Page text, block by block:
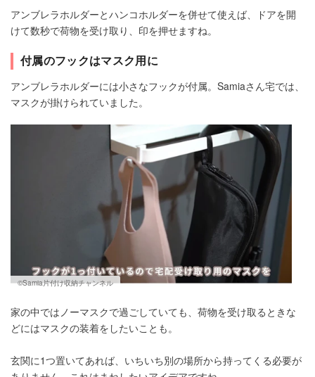
アンブレラホルダーとハンコホルダーを併せて使えば、ドアを開
けて数秒で荷物を受け取り、印を押せますね。
付属のフックはマスク用に
アンブレラホルダーには小さなフックが付属。Samiaさん宅では、
マスクが掛けられていました。
©Samia片付け収納チャンネル
家の中ではノーマスクで過ごしていても、荷物を受け取るときな
どにはマスクの装着をしたいことも。
玄関に1つ置いてあれば、いちいち別の場所から持ってくる必要が